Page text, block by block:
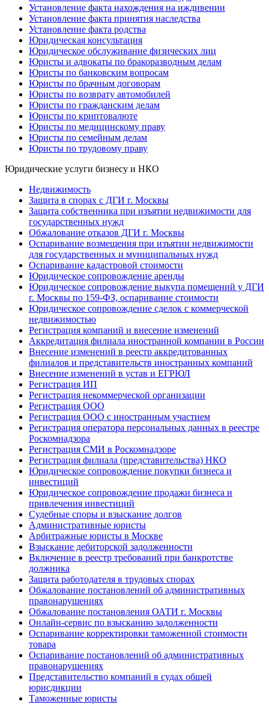
Установление факта нахождения на иждивении
Установление факта принятия наследства
Установление факта родства
Юридическая консультация
Юридическое обслуживание физических лиц
Юристы и адвокаты по бракоразводным делам
Юристы по банковским вопросам
Юристы по брачным договорам
Юристы по возврату автомобилей
Юристы по гражданским делам
Юристы по криптовалюте
Юристы по медицинскому праву
Юристы по семейным делам
Юристы по трудовому праву
Юридические услуги бизнесу и НКО
Недвижимость
Защита в спорах с ДГИ г. Москвы
Защита собственника при изъятии недвижимости для
государственных нужд
Обжалование отказов ДГИ г. Москвы
Оспаривание возмещения при изъятии недвижимости
для государственных и муниципальных нужд
Оспаривание кадастровой стоимости
Юридическое сопровождение аренды
Юридическое сопровождение выкупа помещений у ДГИ
г. Москвы по 159-ФЗ, оспаривание стоимости
Юридическое сопровождение сделок с коммерческой
недвижимостью
Регистрация компаний и внесение изменений
Аккредитация филиала иностранной компании в России
Внесение изменений в реестр аккредитованных
филиалов и представительств иностранных компаний
Внесение изменений в устав и ЕГРЮЛ
Регистрация ИП
Регистрация некоммерческой организации
Регистрация ООО
Регистрация ООО с иностранным участием
Регистрация оператора персональных данных в реестре
Роскомнадзора
Регистрация СМИ в Роскомнадзоре
Регистрация филиала (представительства) НКО
Юридическое сопровождение покупки бизнеса и
инвестиций
Юридическое сопровождение продажи бизнеса и
привлечения инвестиций
Судебные споры и взыскание долгов
Административные юристы
Арбитражные юристы в Москве
Взыскание дебиторской задолженности
Включение в реестр требований при банкротстве
должника
Защита работодателя в трудовых спорах
Обжалование постановлений об административных
правонарушениях
Обжалование постановления ОАТИ г. Москвы
Онлайн-сервис по взысканию задолженности
Оспаривание корректировки таможенной стоимости
товара
Оспаривание постановлений об административных
правонарушениях
Представительство компаний в судах общей
юрисдикции
Таможенные юристы